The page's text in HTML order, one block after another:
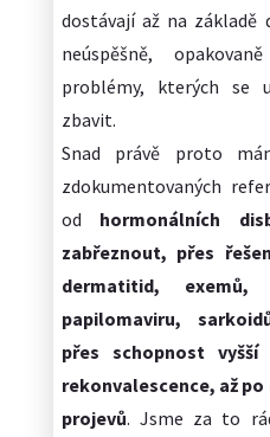
dostávají až na základě
neúspěšně,
problémy, kterých se
zbavit.
Snad právě proto
zdokumentovaných
od hormonálních
zabřeznout, přes
dermatitid, exemů,
papilomaviru,
přes schopnost vyšší
rekonvalescence, až
projevů. Jsme za to